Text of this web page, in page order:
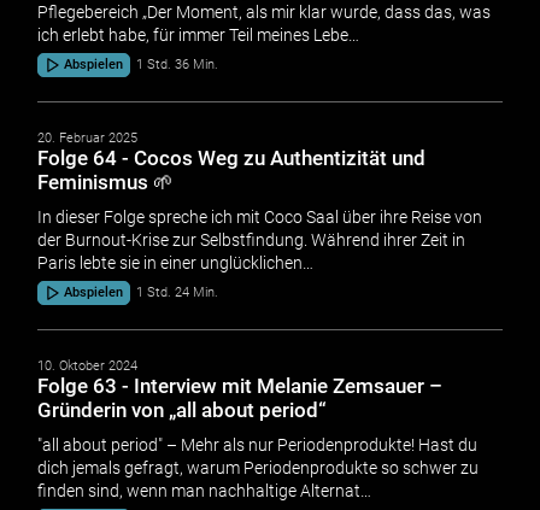
Pflegebereich „Der Moment, als mir klar wurde, dass das, was
ich erlebt habe, für immer Teil meines Lebe…
Abspielen 1 Std. 36 Min.
20. Februar 2025
Folge 64 - Cocos Weg zu Authentizität und
Feminismus 🌱
In dieser Folge spreche ich mit Coco Saal über ihre Reise von
der Burnout-Krise zur Selbstfindung. Während ihrer Zeit in
Paris lebte sie in einer unglücklichen…
Abspielen 1 Std. 24 Min.
10. Oktober 2024
Folge 63 - Interview mit Melanie Zemsauer –
Gründerin von „all about period“
"all about period" – Mehr als nur Periodenprodukte! Hast du
dich jemals gefragt, warum Periodenprodukte so schwer zu
finden sind, wenn man nachhaltige Alternat…